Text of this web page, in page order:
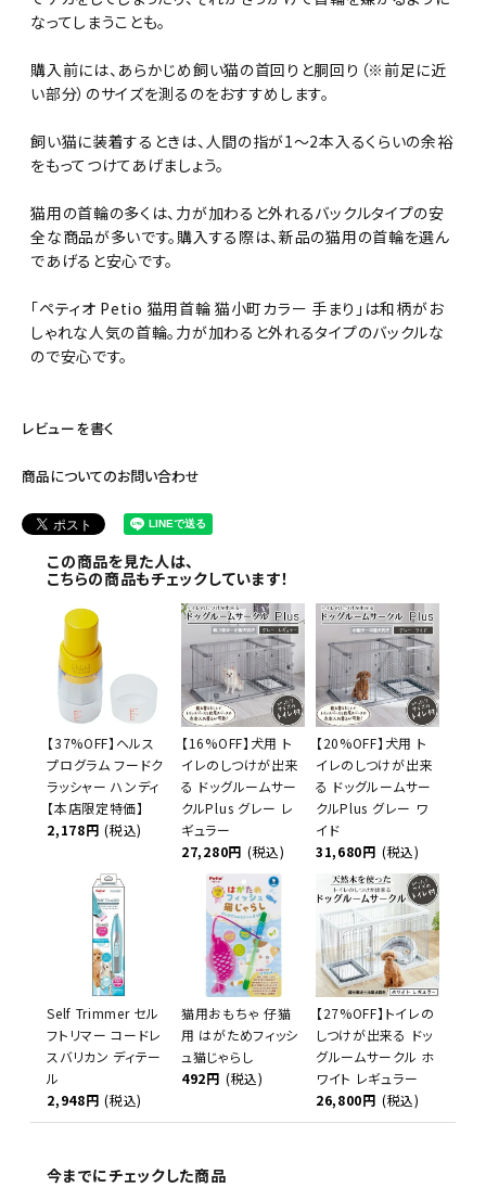
なってしまうことも。
購入前には、あらかじめ飼い猫の首回りと胴回り（※前足に近
い部分）のサイズを測るのをおすすめします。
飼い猫に装着するときは、人間の指が1～2本入るくらいの余裕
をもってつけてあげましょう。
猫用の首輪の多くは、力が加わると外れるバックルタイプの安
全な商品が多いです。購入する際は、新品の猫用の首輪を選ん
であげると安心です。
「ペティオ Petio 猫用首輪 猫小町カラー 手まり」は和柄がお
しゃれな人気の首輪。力が加わると外れるタイプのバックルな
ので安心です。
レビューを書く
商品についてのお問い合わせ
この商品を見た人は、
こちらの商品もチェックしています！
【37%OFF】ヘルス
プログラム フードク
ラッシャー ハンディ
【本店限定特価】
2,178円 (税込)
【16%OFF】犬用 ト
イレのしつけが出来
る ドッグルームサー
クルPlus グレー レ
ギュラー
27,280円 (税込)
【20%OFF】犬用 ト
イレのしつけが出来
る ドッグルームサー
クルPlus グレー ワ
イド
31,680円 (税込)
Self Trimmer セル
フトリマー コードレ
スバリカン ディテー
ル
2,948円 (税込)
猫用おもちゃ 仔猫
用 はがためフィッシ
ュ猫じゃらし
492円 (税込)
【27%OFF】トイレの
しつけが出来る ドッ
グルームサークル ホ
ワイト レギュラー
26,800円 (税込)
今までにチェックした商品